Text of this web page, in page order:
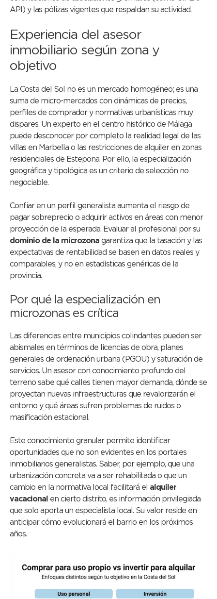
API) y las pólizas vigentes que respaldan su actividad.
Experiencia del asesor
inmobiliario según zona y
objetivo
La Costa del Sol no es un mercado homogéneo; es una
suma de micro-mercados con dinámicas de precios,
perfiles de comprador y normativas urbanísticas muy
dispares. Un experto en el centro histórico de Málaga
puede desconocer por completo la realidad legal de las
villas en Marbella o las restricciones de alquiler en zonas
residenciales de Estepona. Por ello, la especialización
geográfica y tipológica es un criterio de selección no
negociable.
Confiar en un perfil generalista aumenta el riesgo de
pagar sobreprecio o adquirir activos en áreas con menor
proyección de la esperada. Evaluar al profesional por su
dominio de la microzona garantiza que la tasación y las
expectativas de rentabilidad se basen en datos reales y
comparables, y no en estadísticas genéricas de la
provincia.
Por qué la especialización en
microzonas es crítica
Las diferencias entre municipios colindantes pueden ser
abismales en términos de licencias de obra, planes
generales de ordenación urbana (PGOU) y saturación de
servicios. Un asesor con conocimiento profundo del
terreno sabe qué calles tienen mayor demanda, dónde se
proyectan nuevas infraestructuras que revalorizarán el
entorno y qué áreas sufren problemas de ruidos o
masificación estacional.
Este conocimiento granular permite identificar
oportunidades que no son evidentes en los portales
inmobiliarios generalistas. Saber, por ejemplo, que una
urbanización concreta va a ser rehabilitada o que un
cambio en la normativa local facilitará el alquiler
vacacional en cierto distrito, es información privilegiada
que solo aporta un especialista local. Su valor reside en
anticipar cómo evolucionará el barrio en los próximos
años.